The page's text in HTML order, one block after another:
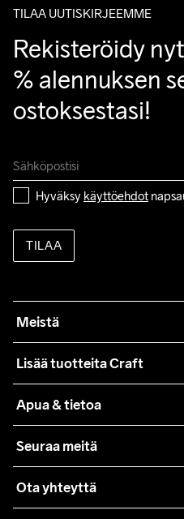
TILAA UUTISKIRJEEMME
Rekisteröidy
% alennuksen
ostoksestasi!
Hyväksy käyttöehdot
TILAA
Meistä
Lisää tuotteita Craft
Yhteistyöt
Lehdistö
Apua & tietoa
Käyttöehdot
Asiakaspalvelu
Seuraa meitä
Ota yhteyttä